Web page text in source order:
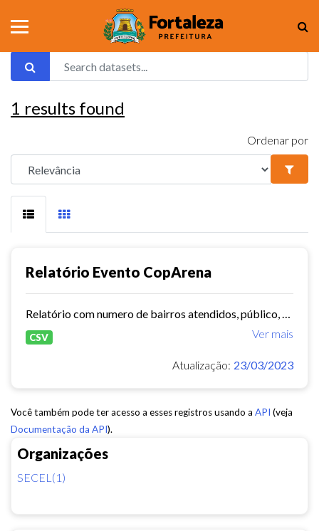
Organizações
SECEL(1)
1 results found
Ordenar por
Relatório Evento CopArena
Ver mais
CSV
Atualização: 23/03/2023
Você também pode ter acesso a esses registros usando a API (veja
Documentação da API).